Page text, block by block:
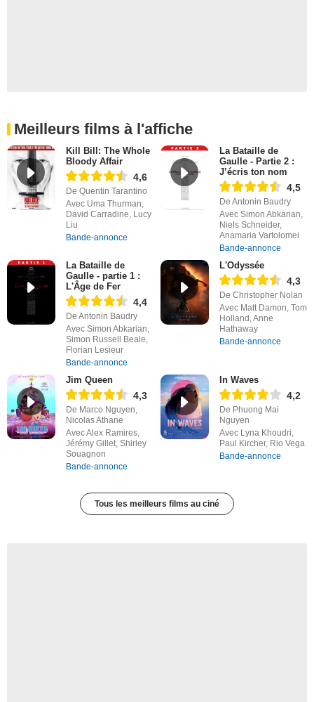
Meilleurs films à l'affiche
Kill Bill: The Whole
Bloody Affair
4,6
De Quentin Tarantino
Avec Uma Thurman,
David Carradine, Lucy
Liu
Bande-annonce
La Bataille de
Gaulle - Partie 2 :
J’écris ton nom
4,5
De Antonin Baudry
Avec Simon Abkarian,
Niels Schneider,
Anamaria Vartolomei
Bande-annonce
La Bataille de
Gaulle - partie 1 :
L'Âge de Fer
4,4
De Antonin Baudry
Avec Simon Abkarian,
Simon Russell Beale,
Florian Lesieur
Bande-annonce
L'Odyssée
4,3
De Christopher Nolan
Avec Matt Damon, Tom
Holland, Anne
Hathaway
Bande-annonce
Jim Queen
4,3
De Marco Nguyen,
Nicolas Athane
Avec Alex Ramires,
Jérémy Gillet, Shirley
Souagnon
Bande-annonce
In Waves
4,2
De Phuong Mai
Nguyen
Avec Lyna Khoudri,
Paul Kircher, Rio Vega
Bande-annonce
Tous les meilleurs films au ciné